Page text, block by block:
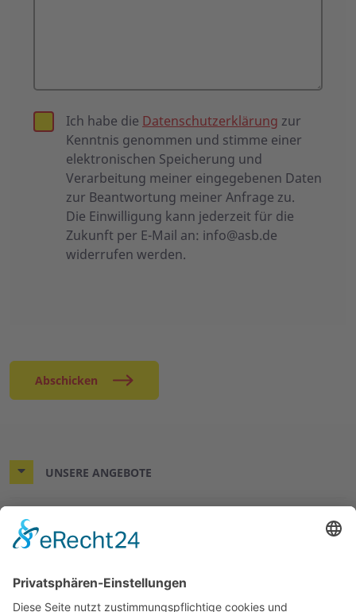
Ich habe die Datenschutzerklärung zur
Kenntnis genommen und stimme einer
elektronischen Speicherung und
Verarbeitung meiner eingegebenen Daten
zur Beantwortung meiner Anfrage zu.
Die Einwilligung kann jederzeit für die
Zukunft per E-Mail an: info@asb.de
widerrufen werden.
Abschicken
UNSERE ANGEBOTE
ÜBER UNS